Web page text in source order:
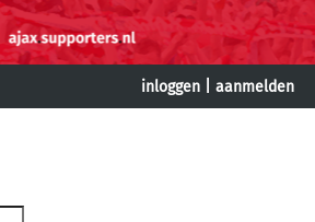
inloggen aanmelden